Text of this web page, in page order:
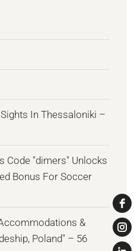
In Thessaloniki –
Code "dimers" Unlocks
Bonus For Soccer
&
Poland" – 56